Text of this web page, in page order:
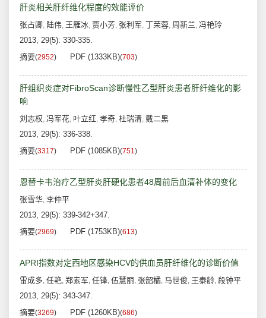
肝炎相关肝纤维化程度的效能评价
张占卿, 陆伟, 王雁冰, 贾小芳, 张利军, 丁荣蓉, 周新兰, 冯艳玲
2013, 29(5): 330-335.
摘要(2952) PDF (1333KB)(703)
肝组织炎症对FibroScan诊断慢性乙型肝炎患者肝纤维化的影
响
刘志权, 冯军花, 叶立红, 孝奇, 杜瑞清, 戴二黑
2013, 29(5): 336-338.
摘要(3317) PDF (1085KB)(751)
恩替卡韦治疗乙型肝炎肝硬化患者48周前后血清补体的变化
张雪华, 李仲平
2013, 29(5): 339-342+347.
摘要(2969) PDF (1753KB)(613)
APRI指数对定西地区感染HCV的供血员肝纤维化的诊断价值
雷成多, 任艳, 郑素军, 任锋, 伍慧丽, 张韶橘, 马世俊, 王泰龄, 段钟平
2013, 29(5): 343-347.
摘要(3269) PDF (1260KB)(686)